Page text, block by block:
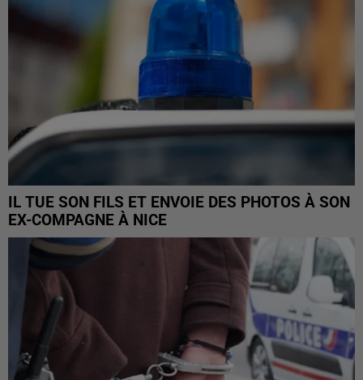
IL TUE SON FILS ET ENVOIE DES PHOTOS À SON
EX-COMPAGNE À NICE